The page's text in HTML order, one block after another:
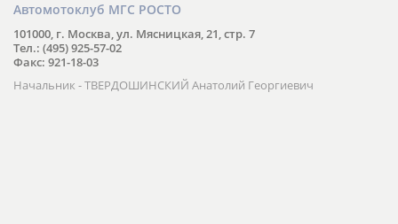
Автомотоклуб МГС РОСТО
101000, г. Москва, ул. Мясницкая, 21, стр. 7
Тел.: (495) 925-57-02
Факс: 921-18-03
Начальник - ТВЕРДОШИНСКИЙ Анатолий Георгиевич